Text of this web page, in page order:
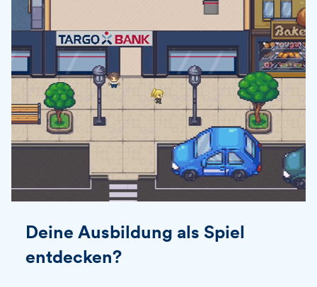
Deine Ausbildung als Spiel
entdecken?